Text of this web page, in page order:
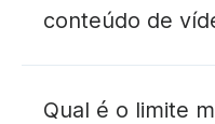
conteúdo de
Qual é o limite